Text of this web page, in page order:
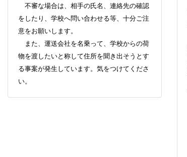
不審な場合は、相手の氏名、連絡先の確認
をしたり、学校へ問い合わせる等、十分ご注
意をお願いします。
また、運送会社を名乗って、学校からの荷
物を渡したいと称して住所を聞き出そうとす
る事案が発生しています。気をつけてくださ
い。